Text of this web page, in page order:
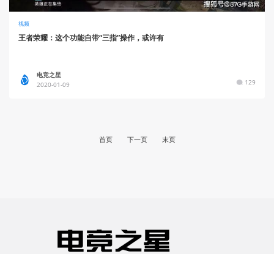
视频
王者荣耀：这个功能自带“三指”操作，或许有
电竞之星
2020-01-09
129
首页 下一页 末页